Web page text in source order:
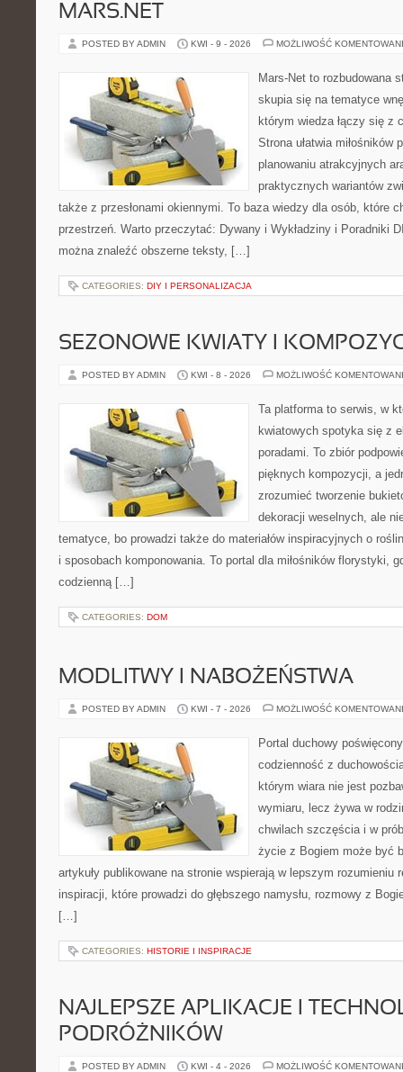
MARS.NET
POSTED BY ADMIN KWI - 9 - 2026 MOŻLIWOŚĆ
Mars-Net to rozbudowana
skupia się na tematyce
którym wiedza łączy się z
Strona ułatwia miłośników
planowaniu atrakcyjnych
praktycznych wariantów
także z przesłonami okiennymi. To baza wiedzy dla osób, które
przestrzeń. Warto przeczytać: Dywany i Wykładziny i Poradniki
można znaleźć obszerne teksty, […]
CATEGORIES: DIY I PERSONALIZACJA
SEZONOWE KWIATY I
POSTED BY ADMIN KWI - 8 - 2026 MOŻLIWOŚĆ
Ta platforma to serwis, w
kwiatowych spotyka się z
poradami. To zbiór
pięknych kompozycji, a
zrozumieć tworzenie
dekoracji weselnych, ale
tematyce, bo prowadzi także do materiałów inspiracyjnych o
i sposobach komponowania. To portal dla miłośników florystyki,
codzienną […]
CATEGORIES: DOM
MODLITWY I NABOŻEŃSTWA
POSTED BY ADMIN KWI - 7 - 2026 MOŻLIWOŚĆ
Portal duchowy
codzienność z
którym wiara nie jest
wymiaru, lecz żywa w
chwilach szczęścia i w
życie z Bogiem może być
artykuły publikowane na stronie wspierają w lepszym rozumieniu
inspiracji, które prowadzi do głębszego namysłu, rozmowy z
[…]
CATEGORIES: HISTORIE I INSPIRACJE
NAJLEPSZE APLIKACJE I
PODRÓŻNIKÓW
POSTED BY ADMIN KWI - 4 - 2026 MOŻLIWOŚĆ